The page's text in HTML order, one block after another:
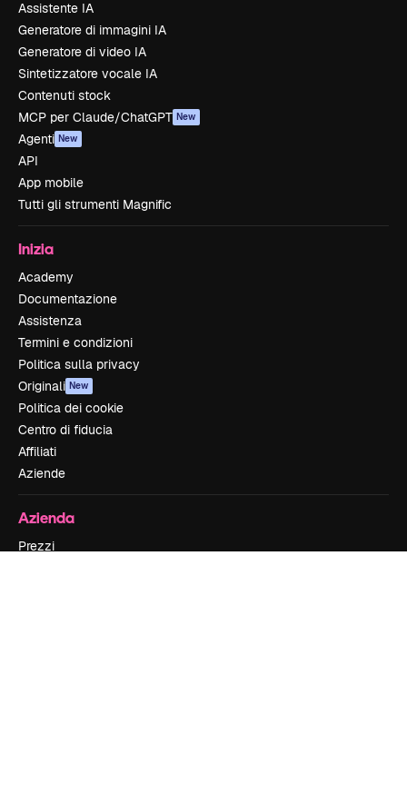
Assistente IA
Generatore di immagini IA
Generatore di video IA
Sintetizzatore vocale IA
Contenuti stock
MCP per Claude/ChatGPT New
Agenti New
API
App mobile
Tutti gli strumenti Magnific
Inizia
Academy
Documentazione
Assistenza
Termini e condizioni
Politica sulla privacy
Originali New
Politica dei cookie
Centro di fiducia
Affiliati
Aziende
Azienda
Prezzi